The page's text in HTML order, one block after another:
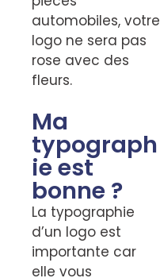
automobiles, votre
logo ne sera pas
rose avec des
fleurs.
Ma
typograph
ie est
bonne ?
La typographie
d’un logo est
importante car
elle vous